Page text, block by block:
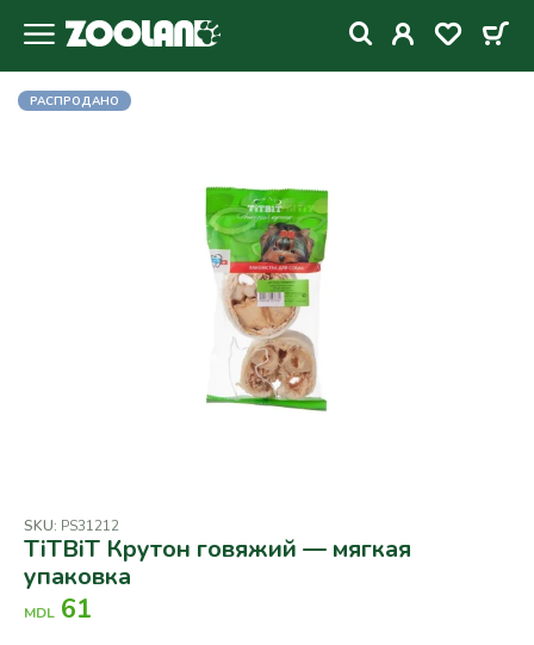
РАСПРОДАНО
SKU: PS31212
TiTBiT Крутон говяжий — мягкая
упаковка
MDL 61